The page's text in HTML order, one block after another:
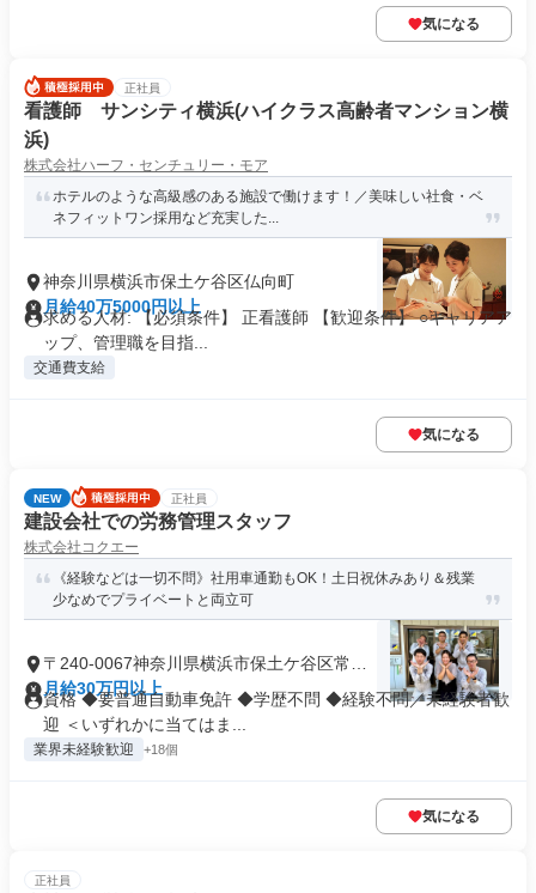
気になる
正社員
看護師 サンシティ横浜(ハイクラス高齢者マンション横
浜)
株式会社ハーフ・センチュリー・モア
ホテルのような高級感のある施設で働けます！／美味しい社食・ベ
ネフィットワン採用など充実した...
神奈川県横浜市保土ケ谷区仏向町
月給40万5000円以上
求める人材: 【必須条件】 正看護師 【歓迎条件】 ○キャリアア
ップ、管理職を目指...
交通費支給
気になる
NEW 正社員
建設会社での労務管理スタッフ
株式会社コクエー
《経験などは一切不問》社用車通勤もOK！土日祝休みあり＆残業
少なめでプライベートと両立可
〒240-0067神奈川県横浜市保土ケ谷区常盤
台
月給30万円以上
資格 ◆要普通自動車免許 ◆学歴不問 ◆経験不問／未経験者歓
迎 ＜いずれかに当てはま...
業界未経験歓迎 +18個
気になる
正社員